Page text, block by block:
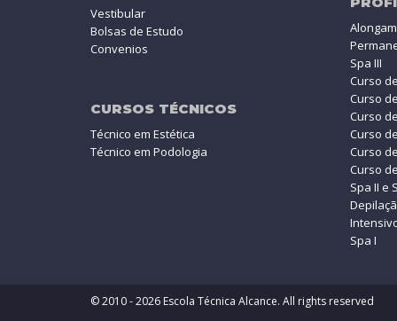
Vestibular
Bolsas de Estudo
Convenios
CURSOS TÉCNICOS
Técnico em Estética
Técnico em Podologia
Spa III
Curso
Curso
Curso
Curso
Curso
Curso
Spa II e
Spa I
© 2010 - 2026 Escola Técnica Alcance. All rights reserved